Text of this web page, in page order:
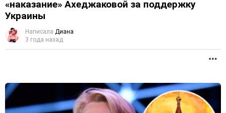
«наказание» Ахеджаковой за поддержку
Украины
Написала Диана
3 года назад